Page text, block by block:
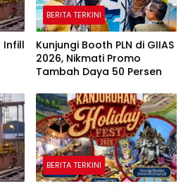
Infill
BERITA TERKINI
Kunjungi Booth PLN di GIIAS
2026, Nikmati Promo
Tambah Daya 50 Persen
BERITA TERKINI